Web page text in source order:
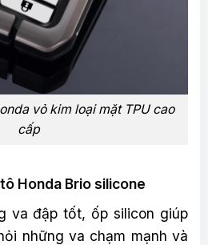
vỏ kim loại mặt TPU cao
cấp
Honda Brio silicone
va đập tốt, ốp silicon giúp
những va chạm mạnh và